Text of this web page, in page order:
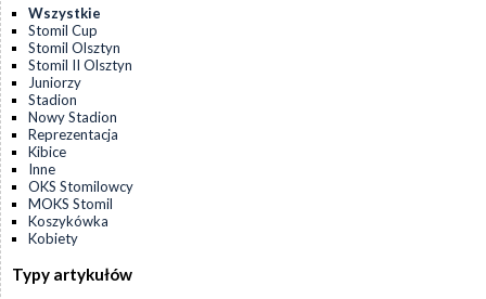
Wszystkie
Stomil Cup
Stomil Olsztyn
Stomil II Olsztyn
Juniorzy
Stadion
Nowy Stadion
Reprezentacja
Kibice
Inne
OKS Stomilowcy
MOKS Stomil
Koszykówka
Kobiety
Typy artykułów